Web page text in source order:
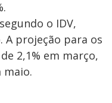
o IDV,
A projeção para os
2,1% em março,
maio.